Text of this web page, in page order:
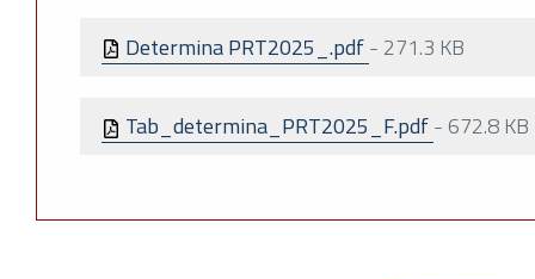
Determina PRT2025_.pdf- 271.3 KB
Tab_determina_PRT2025_F.pdf- 672.8 KB